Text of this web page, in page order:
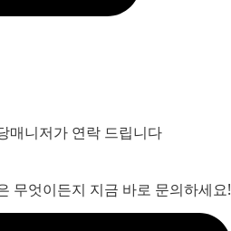
매니저가 연락 드립니다
무엇이든지 지금 바로 문의하세요!